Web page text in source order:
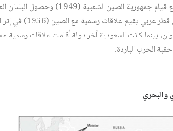
لم يتم استئناف هذه العلاقات إلا مع
من القرن الماضي.
الحرب الباردة.
والبحري